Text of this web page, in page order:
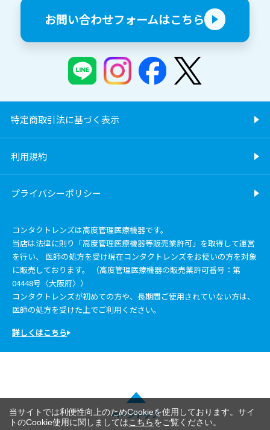
お問い合わせフォームはこちら
特定商取引法に基づく表示
利用規約
プライバシーポリシー
コンタクトレンズは高度管理医療機器です。
当店は法律に則り「高度管理医療機器等販売業許可」を取得して運営
を行い、 医師の処方を受け現在コンタクトレンズをお使いの方を対象
に販売しております。 （高度管理医療機器の販売業許可番号：第
04448号〈大阪府〉）
コンタクトレンズが初めての方や、長期間ご使用されていない方は、
医師の処方を受けた上でご利用ください。
詳しくはこちら
ページトップ
当サイトでは利便性向上のためCookieを使用しております。サイ
トのCookie使用に関しましてはこちらをご覧ください。